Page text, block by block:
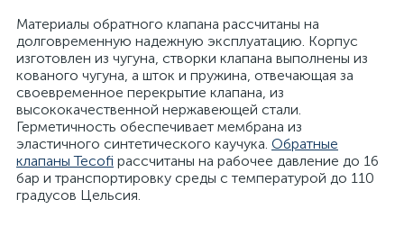
Материалы обратного клапана рассчитаны на
долговременную надежную эксплуатацию. Корпус
изготовлен из чугуна, створки клапана выполнены из
кованого чугуна, а шток и пружина, отвечающая за
своевременное перекрытие клапана, из
высококачественной нержавеющей стали.
Герметичность обеспечивает мембрана из
эластичного синтетического каучука. Обратные
клапаны Tecofi рассчитаны на рабочее давление до 16
бар и транспортировку среды с температурой до 110
градусов Цельсия.